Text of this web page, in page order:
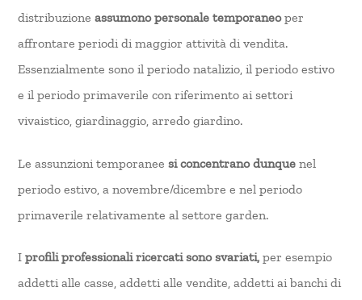
distribuzioneassumono personale temporaneoper
affrontare periodi di maggior attività di vendita.
Essenzialmente sono il periodo natalizio, il periodo estivo
e il periodo primaverile con riferimento ai settori
vivaistico, giardinaggio, arredo giardino.
Le assunzioni temporanee si concentrano dunque nel
periodo estivo, a novembre/dicembre e nel periodo
primaverile relativamente al settore garden.
Iprofili professionali ricercati sono svariati, per esempio
addetti alle casse, addetti alle vendite, addetti ai banchi di